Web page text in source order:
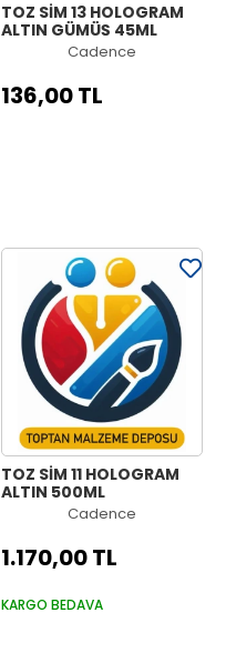
TOZ SİM 13 HOLOGRAM
ALTIN GÜMÜŞ 45ML
Cadence
136,00 TL
TOZ SİM 11 HOLOGRAM
ALTIN 500ML
Cadence
1.170,00 TL
KARGO BEDAVA